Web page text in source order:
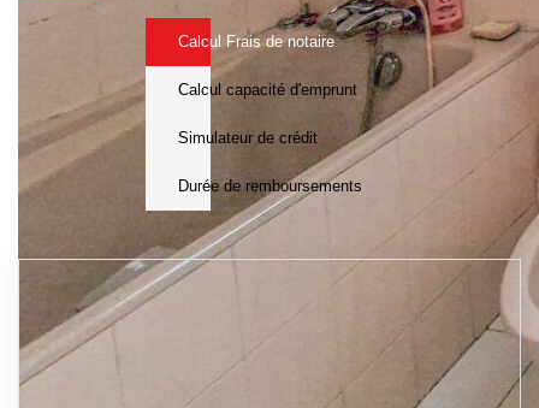
Calcul Frais de notaire
Calcul capacité d'emprunt
Simulateur de crédit
Durée de remboursements